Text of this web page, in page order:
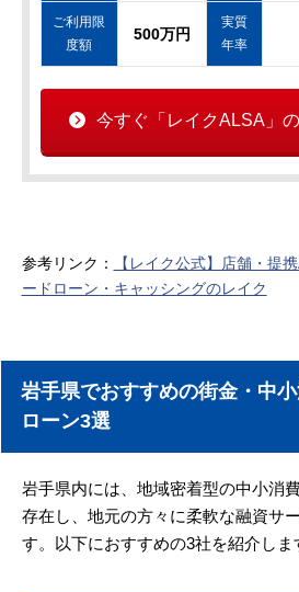
ご利用限
度額
500万円
実質
年率
今すぐ「レイクALSA」
参考リンク：
【レイク公式】店舗・提
ードローン・キャッシングのレイク
岩手県でおすすめの街金・中
ローン3選
岩手県内には、地域密着型の中小消
存在し、地元の方々に柔軟な融資サ
す。以下におすすめの3社を紹介しま